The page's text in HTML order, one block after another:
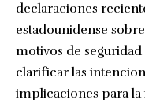
declaraciones
estadounidense
motivos de
clarificar las
implicaciones para la